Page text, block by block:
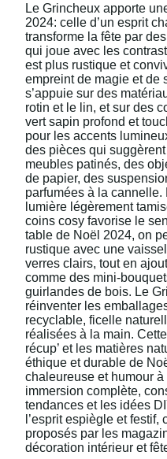
Le Grincheux apporte
2024: celle d’un esprit
transforme la fête par
qui joue avec les
est plus rustique et
empreint de magie et de
s’appuie sur des
rotin et le lin, et sur des
vert sapin profond et
pour les accents
des pièces qui
meubles patinés, des
de papier, des
parfumées à la cannelle.
lumière légèrement
coins cosy favorise le
table de Noël 2024, on
rustique avec une
verres clairs, tout en
comme des mini-
guirlandes de bois. Le
réinventer les
recyclable, ficelle
réalisées à la main.
récup’ et les matières
éthique et durable de
chaleureuse et humour à
immersion complète,
tendances et les idées
l’esprit espiègle et
proposés par les
décoration intérieur et